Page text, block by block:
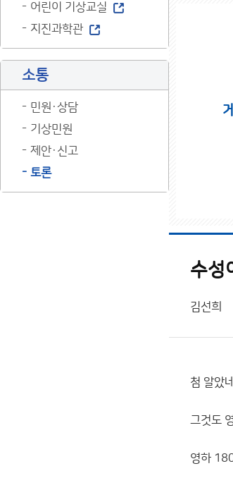
어린이 기상교실
지진과학관
소통
민원·상담
기상민원
제안·신고
토론
수성
김선희
첨 알았
그것도
영하